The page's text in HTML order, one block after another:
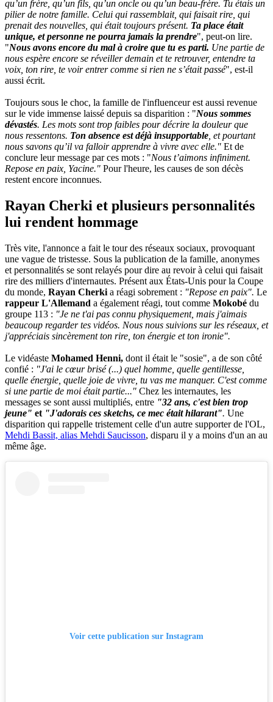
qu’un frère, qu’un fils, qu’un oncle ou qu’un beau-frère. Tu étais un
pilier de notre famille. Celui qui rassemblait, qui faisait rire, qui
prenait des nouvelles, qui était toujours présent. Ta place était
unique, et personne ne pourra jamais la prendre", peut-on lire.
"Nous avons encore du mal à croire que tu es parti. Une partie de
nous espère encore se réveiller demain et te retrouver, entendre ta
voix, ton rire, te voir entrer comme si rien ne s’était passé", est-il
aussi écrit.
Toujours sous le choc, la famille de l'influenceur est aussi revenue
sur le vide immense laissé depuis sa disparition : "Nous sommes
dévastés. Les mots sont trop faibles pour décrire la douleur que
nous ressentons. Ton absence est déjà insupportable , et pourtant
nous savons qu’il va falloir apprendre à vivre avec elle." Et de
conclure leur message par ces mots : "Nous t’aimons infiniment.
Repose en paix, Yacine." Pour l'heure, les causes de son décès
restent encore inconnues.
Rayan Cherki et plusieurs personnalités
lui rendent hommage
Très vite, l'annonce a fait le tour des réseaux sociaux, provoquant
une vague de tristesse. Sous la publication de la famille, anonymes
et personnalités se sont relayés pour dire au revoir à celui qui faisait
rire des milliers d'internautes. Présent aux États-Unis pour la Coupe
du monde, Rayan Cherki a réagi sobrement : "Repose en paix". Le
rappeur L'Allemand a également réagi, tout comme Mokobé du
groupe 113 : "Je ne t'ai pas connu physiquement, mais j'aimais
beaucoup regarder tes vidéos. Nous nous suivions sur les réseaux, et
j'appréciais sincèrement ton rire, ton énergie et ton ironie".
Le vidéaste Mohamed Henni, dont il était le "sosie", a de son côté
confié : "J'ai le cœur brisé (...) quel homme, quelle gentillesse,
quelle énergie, quelle joie de vivre, tu vas me manquer. C'est comme
si une partie de moi était partie..." Chez les internautes, les
messages se sont aussi multipliés, entre "32 ans, c'est bien trop
jeune" et "J'adorais ces sketchs, ce mec était hilarant". Une
disparition qui rappelle tristement celle d'un autre supporter de l'OL,
Mehdi Bassit, alias Mehdi Saucisson, disparu il y a moins d'un an au
même âge.
Voir cette publication sur Instagram